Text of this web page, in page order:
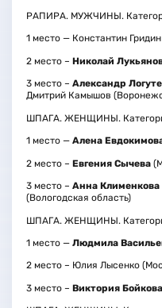
РАПИРА. МУЖЧИНЫ.
1 место — Константин
2 место – Николай
3 место – Александр
Дмитрий Камышов
ШПАГА. ЖЕНЩИНЫ.
1 место — Алена
2 место – Евгения Сычева
3 место – Анна Клименкова
(Вологодская область)
ШПАГА. ЖЕНЩИНЫ.
1 место — Людмила
2 место – Юлия Лысенко
3 место – Виктория Бойкова